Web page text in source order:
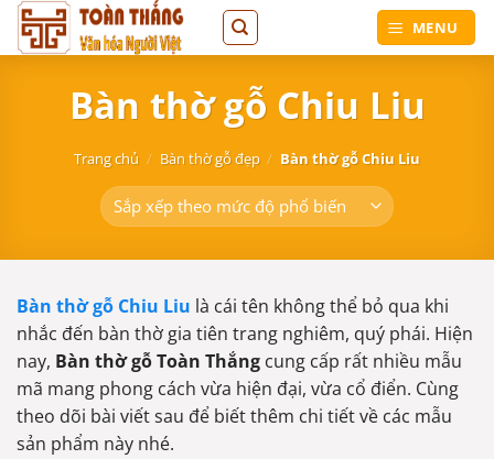
Bỏ
qua
MENU
Bàn thờ gỗ Chiu Liu
Trang chủ / Bàn thờ gỗ đẹp / Bàn thờ gỗ Chiu Liu
Bàn thờ gỗ Chiu Liu là cái tên không thể bỏ qua khi
nhắc đến bàn thờ gia tiên trang nghiêm, quý phái. Hiện
nay, Bàn thờ gỗ Toàn Thắng cung cấp rất nhiều mẫu
mã mang phong cách vừa hiện đại, vừa cổ điển. Cùng
theo dõi bài viết sau để biết thêm chi tiết về các mẫu
sản phẩm này nhé.